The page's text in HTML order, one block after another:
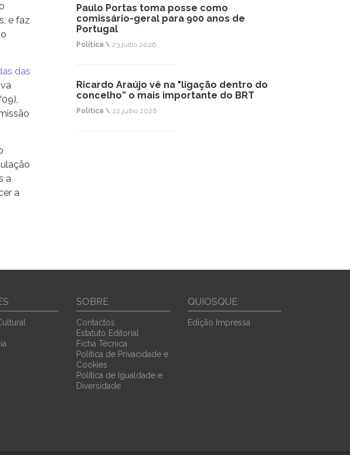
e faz
das
a
a
Paulo Portas toma posse como
comissário-geral para 900 anos de
Portugal
Política \ 23 julho 2026
Ricardo Araújo vê na "ligação dentro do
concelho” o mais importante do BRT
Política \ 22 julho 2026
SOBRE
Contactos
Estatuto Editorial
Ficha Técnica
Política de Privacidade e
Cookies
Política de Igualdade e
Diversidade
QUIOSQUE
Edição Impressa